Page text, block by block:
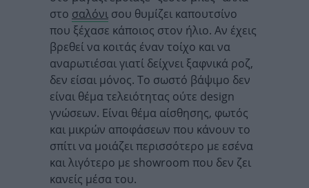
στο σαλόνι σου θυμίζει καπουτσίνο
που ξέχασε κάποιος στον ήλιο. Αν έχεις
βρεθεί να κοιτάς έναν τοίχο και να
αναρωτιέσαι γιατί δείχνει ξαφνικά ροζ,
δεν είσαι μόνος. Το σωστό βάψιμο δεν
είναι θέμα τελειότητας ούτε design
γνώσεων. Είναι θέμα αίσθησης, φωτός
και μικρών αποφάσεων που κάνουν το
σπίτι να μοιάζει περισσότερο με εσένα
και λιγότερο με showroom που δεν ζει
κανείς μέσα του.